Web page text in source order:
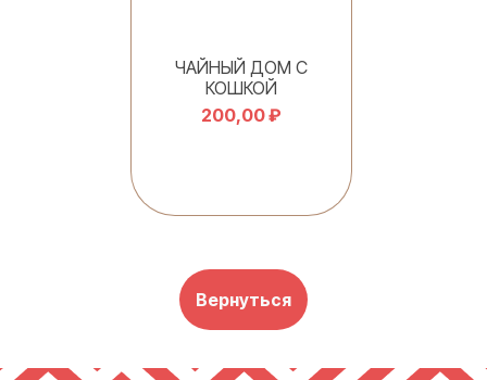
ЧАЙНЫЙ ДОМ С
КОШКОЙ
200,00 ₽
Вернуться